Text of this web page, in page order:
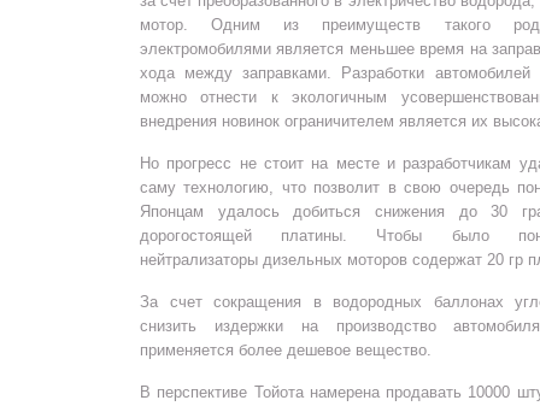
мотор. Одним из преимуществ такого
электромобилями является меньшее время на
хода между заправками. Разработки
можно отнести к экологичным
внедрения новинок ограничителем является их
Но прогресс не стоит на месте и разработчикам
саму технологию, что позволит в свою очередь
Японцам удалось добиться снижения до 30
дорогостоящей платины. Чтобы было
нейтрализаторы дизельных моторов содержат 20 гр
За счет сокращения в водородных баллонах
снизить издержки на производство
применяется более дешевое вещество.
В перспективе Тойота намерена продавать 10000